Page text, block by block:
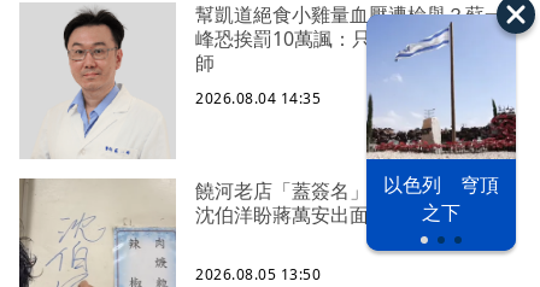
以色列 穹頂
之下
幫凱道絕食小雞量血壓遭檢舉？蘇一
峰恐挨罰10萬諷：只准賴總統當賴醫
師
2026.08.04 14:35
饒河老店「蓋簽名」遭灌一星負評
沈伯洋盼蔣萬安出面勸支持者
2026.08.05 13:50